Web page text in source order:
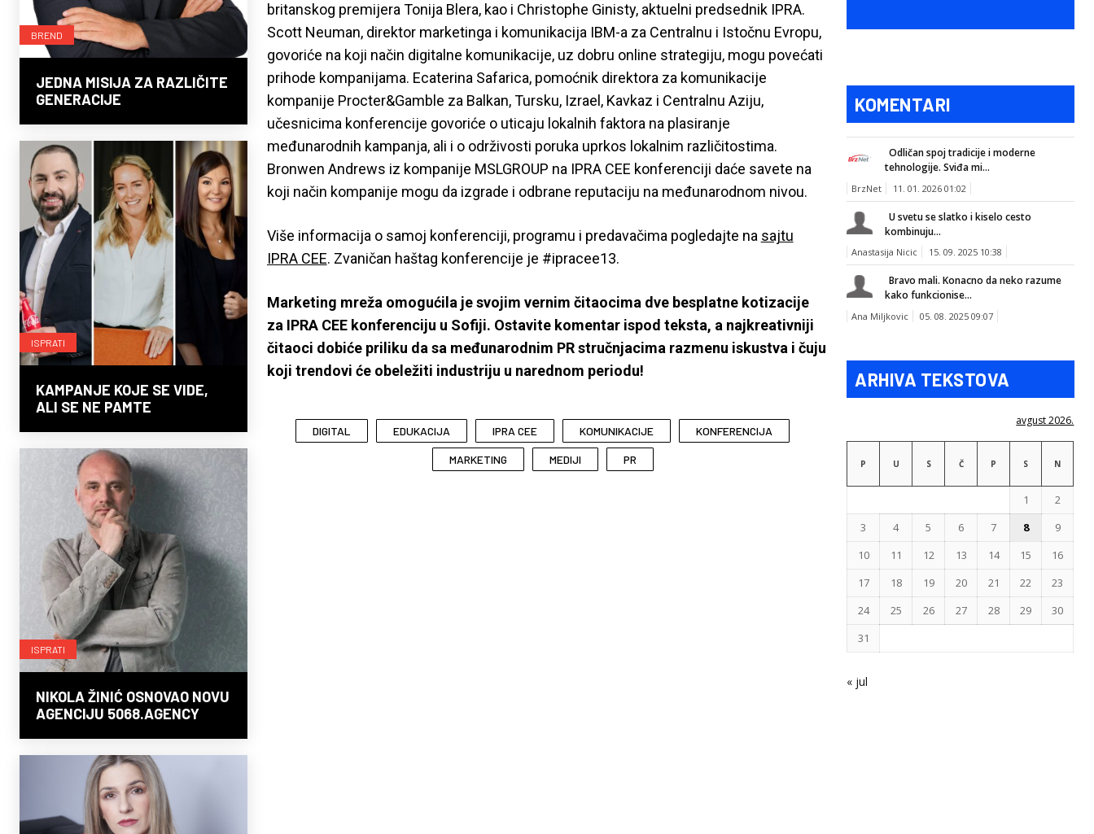
BREND
JEDNA MISIJA ZA RAZLIČITE
GENERACIJE
ISPRATI
KAMPANJE KOJE SE VIDE,
ALI SE NE PAMTE
ISPRATI
NIKOLA ŽINIĆ OSNOVAO NOVU
AGENCIJU 5068.AGENCY
britanskog premijera Tonija Blera, kao i Christophe Ginisty, aktuelni predsednik IPRA.
Scott Neuman, direktor marketinga i komunikacija IBM-a za Centralnu i Istočnu Evropu,
govoriće na koji način digitalne komunikacije, uz dobru online strategiju, mogu povećati
prihode kompanijama. Ecaterina Safarica, pomoćnik direktora za komunikacije
kompanije Procter&Gamble za Balkan, Tursku, Izrael, Kavkaz i Centralnu Aziju,
učesnicima konferencije govoriće o uticaju lokalnih faktora na plasiranje
međunarodnih kampanja, ali i o održivosti poruka uprkos lokalnim različitostima.
Bronwen Andrews iz kompanije MSLGROUP na IPRA CEE konferenciji daće savete na
koji način kompanije mogu da izgrade i odbrane reputaciju na međunarodnom nivou.
Više informacija o samoj konferenciji, programu i predavačima pogledajte na sajtu
IPRA CEE. Zvaničan haštag konferencije je #ipracee13.
Marketing mreža omogućila je svojim vernim čitaocima dve besplatne kotizacije
za IPRA CEE konferenciju u Sofiji. Ostavite komentar ispod teksta, a najkreativniji
čitaoci dobiće priliku da sa međunarodnim PRstručnjacima razmenu iskustva i čuju
koji trendovi će obeležiti industriju u narednom periodu!
DIGITAL EDUKACIJA IPRA CEE KOMUNIKACIJE KONFERENCIJA
MARKETING MEDIJI PR
KOMENTARI
Odličan spoj tradicije i moderne
tehnologije. Sviđa mi...
BrzNet 11. 01. 2026 01:02
U svetu se slatko i kiselo cesto
kombinuju...
Anastasija Nicic 15. 09. 2025 10:38
Bravo mali. Konacno da neko razume
kako funkcionise...
Ana Miljkovic 05. 08. 2025 09:07
ARHIVA TEKSTOVA
avgust 2026.
P U S Č P S N
1
2
3
4 5 6 7 8
9
10
11 12 13 14 15
16
17
18 19 20 21 22
23
24
25 26 27 28 29
30
31
« jul